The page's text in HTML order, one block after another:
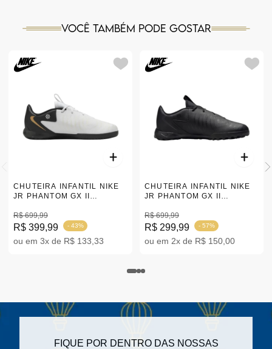
Você também pode gostar
CHUTEIRA INFANTIL NIKE
JR PHANTOM GX II
R$ 699,99
R$ 399,99 - 43%
ou em 3x de R$ 133,33
CHUTEIRA INFANTIL NIKE
JR PHANTOM GX II
|FJ2608-001
R$ 699,99
R$ 299,99 - 57%
ou em 2x de R$ 150,00
FIQUE POR DENTRO DAS NOSSAS